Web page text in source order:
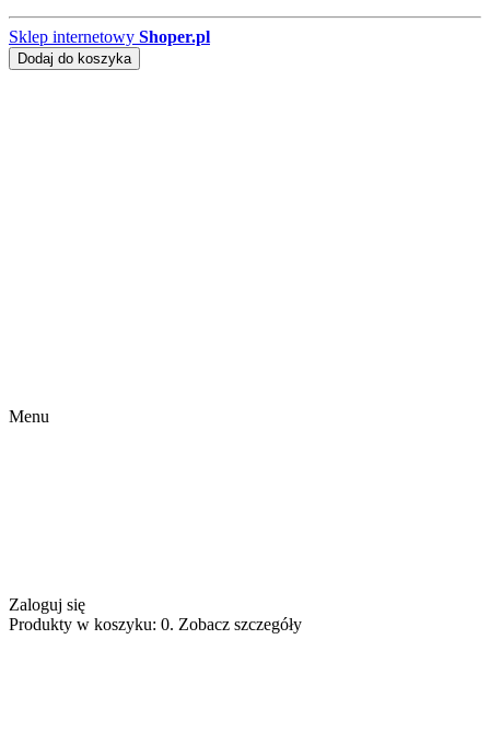
Sklep internetowy Shoper.pl
Dodaj do koszyka
Menu
Zaloguj się
Produkty w koszyku: 0. Zobacz szczegóły